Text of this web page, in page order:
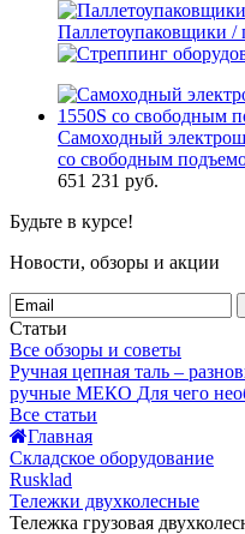
Паллетоупаковщики /
Самоходный
со свободным
651 231 руб.
Будьте в курсе!
Новости, обзоры и акции
Статьи
Все обзоры и советы
Ручная цепная таль –
ручные МЕКО Для чего
Все статьи
Главная
Складское оборудование
Rusklad
Тележки двухколесные
Тележка грузовая